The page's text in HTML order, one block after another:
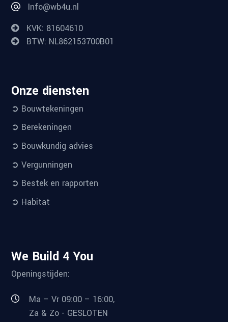
Info@wb4u.nl
KVK: 81604610
BTW: NL862153700B01
Onze diensten
➲ Bouwtekeningen
➲ Berekeningen
➲ Bouwkundig advies
➲ Vergunningen
➲ Bestek en rapporten
➲ Habitat
We Build 4 You
Openingstijden:
Ma – Vr 09:00 – 16:00,
Za & Zo - GESLOTEN